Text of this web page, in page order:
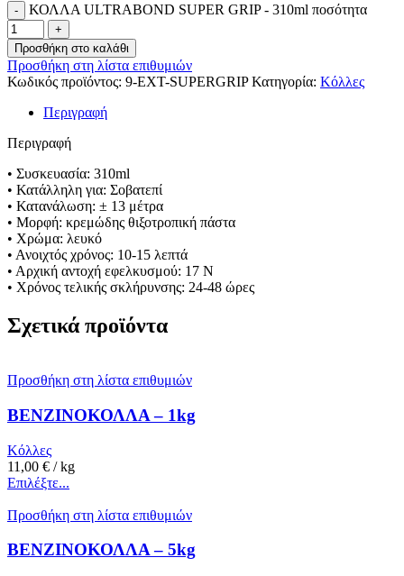
ΚΟΛΛΑ ULTRABOND SUPER GRIP - 310ml ποσότητα
Προσθήκη στο καλάθι
Προσθήκη στη λίστα επιθυμιών
Κωδικός προϊόντος: 9-EXT-SUPERGRIPΚατηγορία: Κόλλες
Περιγραφή
Περιγραφή
• Συσκευασία: 310ml
• Κατάλληλη για: Σοβατεπί
• Κατανάλωση: ± 13 μέτρα
• Μορφή: κρεμώδης θιξοτροπική πάστα
• Χρώμα: λευκό
• Ανοιχτός χρόνος: 10-15 λεπτά
• Αρχική αντοχή εφελκυσμού: 17 N
• Χρόνος τελικής σκλήρυνσης: 24-48 ώρες
Σχετικά προϊόντα
Προσθήκη στη λίστα επιθυμιών
ΒΕΝΖΙΝΟΚΟΛΛΑ – 1kg
Κόλλες
11,00 € / kg
Επιλέξτε...
Προσθήκη στη λίστα επιθυμιών
ΒΕΝΖΙΝΟΚΟΛΛΑ – 5kg